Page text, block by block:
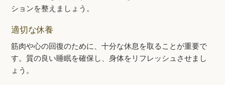
ションを整えましょう。
適切な休養
筋肉や心の回復のために、十分な休息を取ることが重要で
す。質の良い睡眠を確保し、身体をリフレッシュさせまし
ょう。